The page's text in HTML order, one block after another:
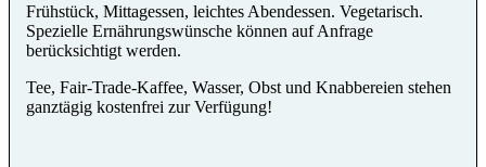
Frühstück, Mittagessen, leichtes Abendessen. Vegetarisch.
Spezielle Ernährungswünsche können auf Anfrage
berücksichtigt werden.
Tee, Fair-Trade-Kaffee, Wasser, Obst und Knabbereien stehen
ganztägig kostenfrei zur Verfügung!